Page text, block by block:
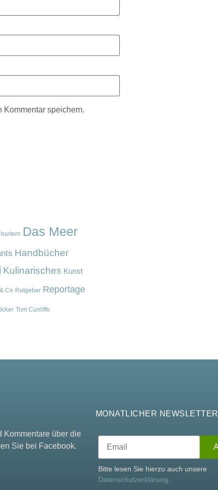
Kommentar speichern.
Das Meer
Handbücher
Kulinarisches Kunst
Co Ratgeber Reportage
Tom Cunliffe
Kommentare über die
Sie bei Facebook.
MONATLICHER NEWSLETTER
Bitte lesen Sie hierzu auch unsere
Datenschutzerklärung